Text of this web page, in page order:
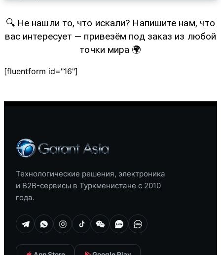
🔍 Не нашли то, что искали? Напишите нам, что
вас интересует — привезём под заказ из любой
точки мира 🌍
[fluentform id="16"]
Технологические решения, электроника
и B2B-сервисы в Туркменистане с 2010
года.